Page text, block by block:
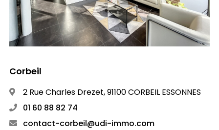
Corbeil
2 Rue Charles Drezet, 91100 CORBEIL ESSONNES
01 60 88 82 74
contact-corbeil@udi-immo.com